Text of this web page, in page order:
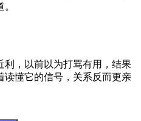
利，以前以为打骂有用，结果
读懂它的信号，关系反而更亲